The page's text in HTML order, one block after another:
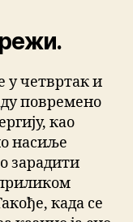
у четвртак и
повремено
као
насиље
зарадити
када се